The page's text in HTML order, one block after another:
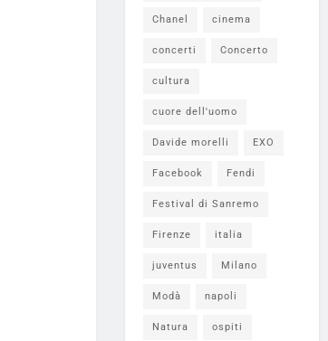
Chanel cinema
concerti Concerto
cultura
cuore dell'uomo
Davide morelli EXO
Facebook Fendi
Festival di Sanremo
Firenze italia
juventus Milano
Modà napoli
Natura ospiti